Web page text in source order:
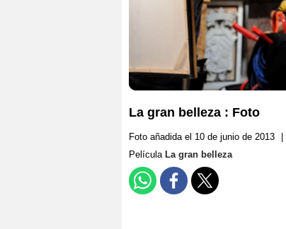
La gran belleza : Foto
Foto añadida el 10 de junio de 2013
Película La gran belleza